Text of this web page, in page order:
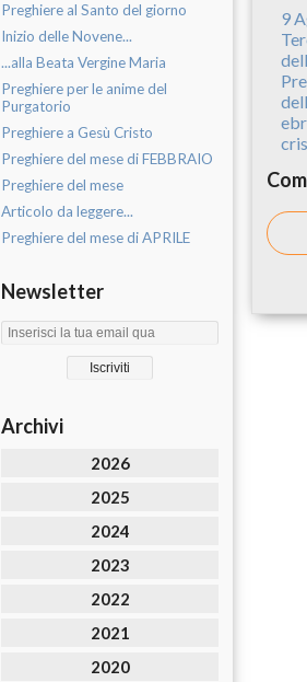
Preghiere al Santo del giorno
Inizio delle Novene...
...alla Beata Vergine Maria
Preghiere per le anime del
Purgatorio
Preghiere a Gesù Cristo
Preghiere del mese di FEBBRAIO
Preghiere del mese
Articolo da leggere...
Preghiere del mese di APRILE
Newsletter
Archivi
2026
2025
2024
2023
2022
2021
2020
9